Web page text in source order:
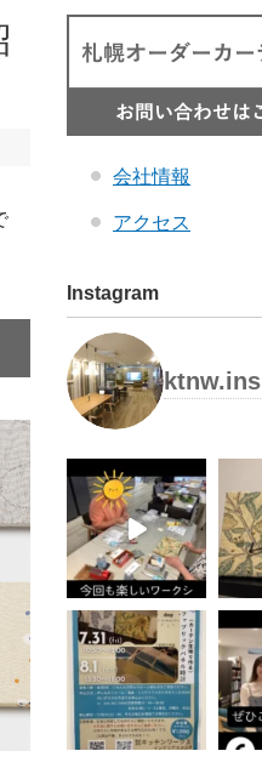
会社情報
アクセス
Instagram
ktnw.ins